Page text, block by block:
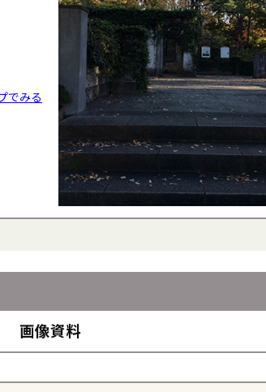
でみる
画像資料